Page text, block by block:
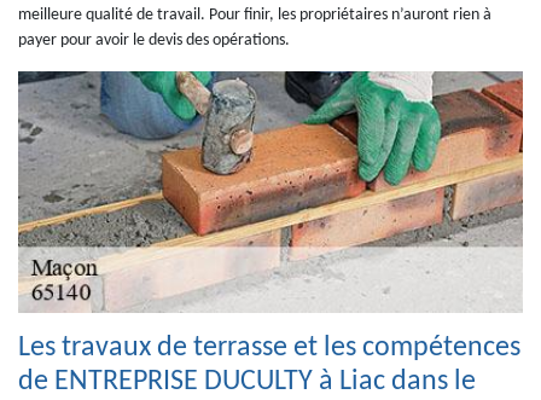
meilleure qualité de travail. Pour finir, les propriétaires n’auront rien à
payer pour avoir le devis des opérations.
Les travaux de terrasse et les compétences
de ENTREPRISE DUCULTY à Liac dans le